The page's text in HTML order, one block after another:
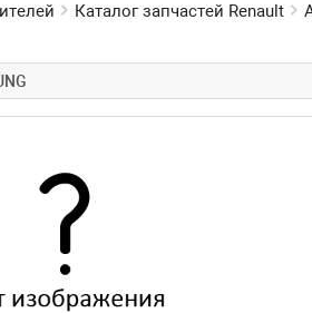
Каталог запчастей Renault